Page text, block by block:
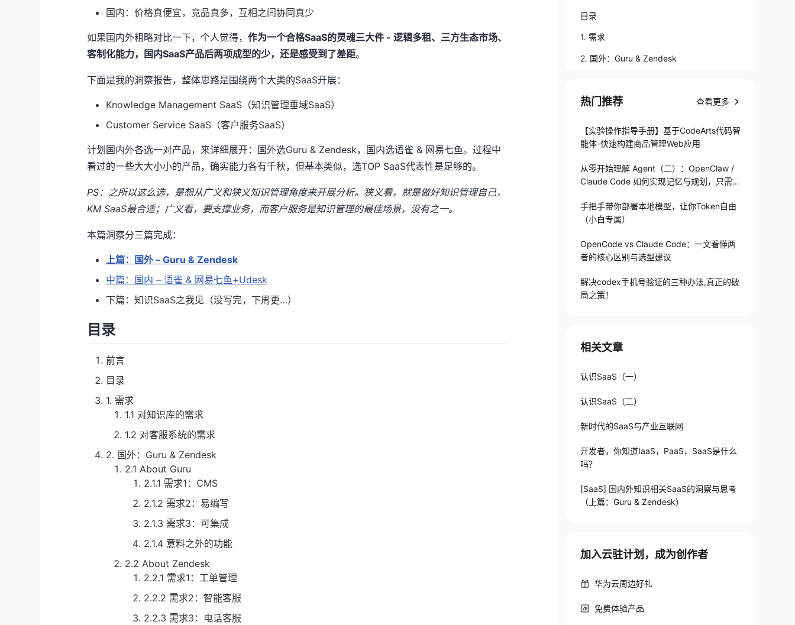
国内：价格真便宜，竞品真多，互相之间协同真少
如果国内外粗略对比一下，个人觉得，作为一个合格SaaS的灵魂三大件 - 逻辑多租、三方生态市场、
客制化能力，国内SaaS产品后两项成型的少，还是感受到了差距。
下面是我的洞察报告，整体思路是围绕两个大类的SaaS开展：
Knowledge Management SaaS（知识管理垂域SaaS）
Customer Service SaaS（客户服务SaaS）
计划国内外各选一对产品，来详细展开：国外选Guru & Zendesk，国内选语雀 & 网易七鱼。过程中
看过的一些大大小小的产品，确实能力各有千秋，但基本类似，选TOP SaaS代表性是足够的。
PS：之所以这么选，是想从广义和狭义知识管理角度来开展分析。狭义看，就是做好知识管理自己，
KM SaaS最合适；广义看，要支撑业务，而客户服务是知识管理的最佳场景，没有之一。
本篇洞察分三篇完成：
上篇：国外 – Guru & Zendesk
中篇：国内 – 语雀 & 网易七鱼+Udesk
下篇：知识SaaS之我见（没写完，下周更…）
目录
前言
目录
1. 需求
1.1 对知识库的需求
1.2 对客服系统的需求
2. 国外：Guru & Zendesk
2.1 About Guru
2.1.1 需求1：CMS
2.1.2 需求2：易编写
2.1.3 需求3：可集成
2.1.4 意料之外的功能
2.2 About Zendesk
2.2.1 需求1：工单管理
2.2.2 需求2：智能客服
2.2.3 需求3：电话客服
目录
1. 需求
2. 国外：Guru & Zendesk
热门推荐 查看更多
【实验操作指导手册】基于CodeArts代码智
能体-快速构建商品管理Web应用
从零开始理解 Agent（二）：OpenClaw /
Claude Code 如何实现记忆与规划，只需1
手把手带你部署本地模型，让你Token自由
（小白专属）
OpenCode vs Claude Code：一文看懂两
者的核心区别与选型建议
解决codex手机号验证的三种办法,真正的破
局之策！
相关文章
认识SaaS（一）
认识SaaS（二）
新时代的SaaS与产业互联网
开发者，你知道IaaS，PaaS，SaaS是什么
吗？
[SaaS] 国内外知识相关SaaS的洞察与思考
（上篇：Guru & Zendesk）
加入云驻计划，成为创作者
华为云周边好礼
免费体验产品